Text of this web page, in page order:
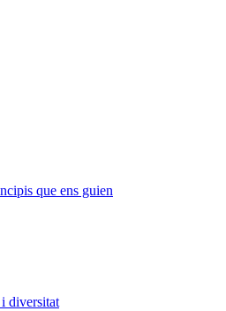
que ens guien
diversitat